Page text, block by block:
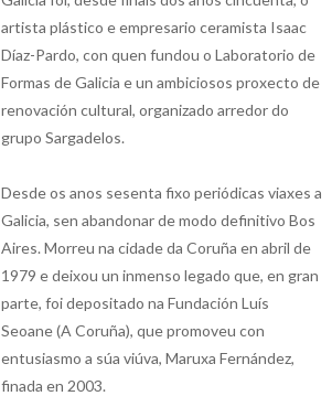
artista plástico e empresario ceramista Isaac
Díaz-Pardo, con quen fundou o Laboratorio de
Formas de Galicia e un ambiciosos proxecto de
renovación cultural, organizado arredor do
grupo Sargadelos.
Desde os anos sesenta fixo periódicas viaxes a
Galicia, sen abandonar de modo definitivo Bos
Aires. Morreu na cidade da Coruña en abril de
1979 e deixou un inmenso legado que, en gran
parte, foi depositado na Fundación Luís
Seoane (A Coruña), que promoveu con
entusiasmo a súa viúva, Maruxa Fernández,
finada en 2003.